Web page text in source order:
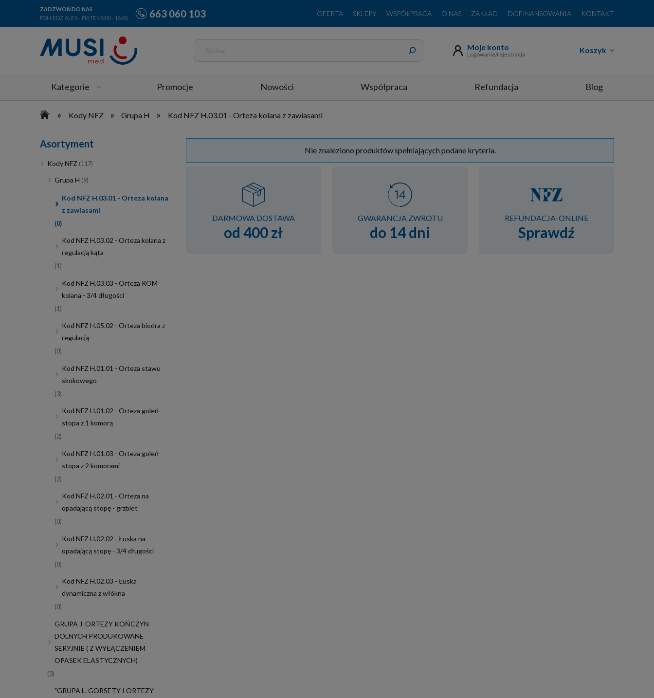
ZADZWOŃ DO NAS
PONIEDZIAŁEK - PIĄTEK 8:00 - 16:00
663 060 103 OFERTA SKLEPY WSPÓŁPRACA O NAS ZAKŁAD DOFINANSOWANIA KONTAKT
Koszyk
Moje konto
Logowanie/rejestracja
Kategorie Promocje Nowości Współpraca Refundacja Blog
» Kody NFZ » Grupa H » Kod NFZ H.03.01 - Orteza kolana z zawiasami
Asortyment
Kody NFZ (117)
Grupa H (9)
Kod NFZ H.03.01 - Orteza kolana
z zawiasami
(0)
Kod NFZ H.03.02 - Orteza kolana z
regulacją kąta
(1)
Kod NFZ H.03.03 - Orteza ROM
kolana - 3/4 długości
(1)
Kod NFZ H.05.02 - Orteza biodra z
regulacją
(0)
Kod NFZ H.01.01 - Orteza stawu
skokowego
(3)
Kod NFZ H.01.02 - Orteza goleń-
stopa z 1 komorą
(2)
Kod NFZ H.01.03 - Orteza goleń-
stopa z 2 komorami
(2)
Kod NFZ H.02.01 - Orteza na
opadającą stopę - grzbiet
(0)
Kod NFZ H.02.02 - Łuska na
opadającą stopę - 3/4 długości
(0)
Kod NFZ H.02.03 - Łuska
dynamiczna z włókna
(0)
GRUPA J. ORTEZY KOŃCZYN
DOLNYCH PRODUKOWANE
SERYJNIE ( Z WYŁĄCZENIEM
OPASEK ELASTYCZNYCH)
(3)
"GRUPA L. GORSETY I ORTEZY
Nie znaleziono produktów spełniających podane kryteria.
DARMOWA DOSTAWA
od 400 zł
GWARANCJA ZWROTU
do 14 dni
REFUNDACJA-ONLINE
Sprawdź